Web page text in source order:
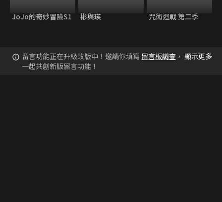
JoJo的奇妙冒險S1 彬與瑛 咒術迴戰 第二季
留言功能正在升級改版中！邀請你填寫 留言板調查 ，
一起共創新版留言功能！
顯示更多